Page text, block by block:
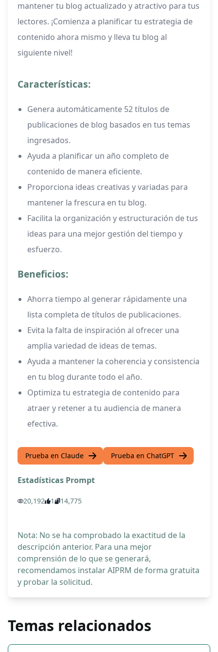
mantener tu blog actualizado y atractivo para tus
lectores. ¡Comienza a planificar tu estrategia de
contenido ahora mismo y lleva tu blog al
siguiente nivel!
Características:
Genera automáticamente 52 títulos de
publicaciones de blog basados en tus temas
ingresados.
Ayuda a planificar un año completo de
contenido de manera eficiente.
Proporciona ideas creativas y variadas para
mantener la frescura en tu blog.
Facilita la organización y estructuración de tus
ideas para una mejor gestión del tiempo y
esfuerzo.
Beneficios:
Ahorra tiempo al generar rápidamente una
lista completa de títulos de publicaciones.
Evita la falta de inspiración al ofrecer una
amplia variedad de ideas de temas.
Ayuda a mantener la coherencia y consistencia
en tu blog durante todo el año.
Optimiza tu estrategia de contenido para
atraer y retener a tu audiencia de manera
efectiva.
Prueba en Claude Prueba en ChatGPT
Estadísticas Prompt
20,192 1 14,775
Nota: No se ha comprobado la exactitud de la
descripción anterior. Para una mejor
comprensión de lo que se generará,
recomendamos instalar AIPRM de forma gratuita
y probar la solicitud.
Temas relacionados